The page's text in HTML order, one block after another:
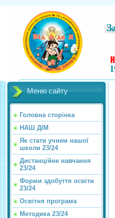
Меню сайту
Головна сторінка
НАШ ДІМ
Як стати учнем нашої
школи 23/24
Дистанційне навчання
23/24
Форми здобуття освіти
23/24
Освітня програма
Методика 23/24